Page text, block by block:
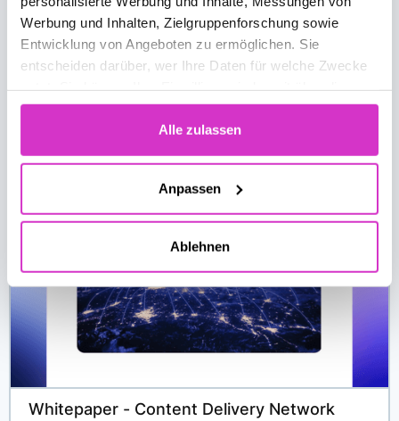
Werbung und Inhalten, Zielgruppenforschung sowie
Entwicklung von Angeboten zu ermöglichen. Sie
entscheiden darüber, wer Ihre Daten für welche Zwecke
Cookie-Erklärung oder durch Klicken auf das Privacy
Trigger Symbol ändern oder widerrufen
Informationen über Ihre geografische Lage
erfassen, welche bis auf einige Meter genau sein
bestimmten Merkmalen (Fingerprinting) identifizieren
Erfahren Sie mehr darüber, wie Ihre persönlichen Daten
verarbeitet werden, und legen Sie Ihre Präferenzen im
Alle zulassen
Anpassen
Ablehnen
Whitepaper - Content Delivery Network
Solutions
Developers
Partners
Resources
Company